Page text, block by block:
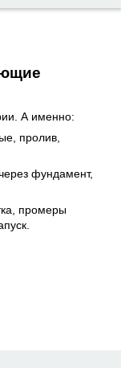
А именно:
пролив,
фундамент,
промеры